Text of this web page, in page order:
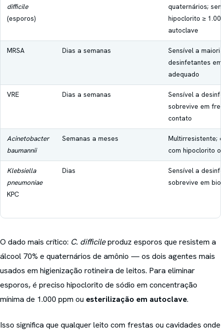
difficile
(esporos)
quaternários;
hipoclorito ≥
autoclave
MRSA Dias a semanas
Sensível a
desinfetantes
adequado
VRE Dias a semanas
Sensível a
sobrevive em
contato
Acinetobacter
baumannii
Semanas a meses
Multirresistente;
com hipoclorito
Klebsiella
pneumoniae
KPC
Dias
Sensível a
sobrevive em
O dado mais crítico: C. difficileproduz esporos que resistem a
álcool 70% e quaternários de amônio — os dois agentes mais
usados em higienização rotineira de leitos. Para eliminar
esporos, é preciso hipoclorito de sódio em concentração
mínima de 1.000 ppm ou esterilização em autoclave.
Isso significa que qualquer leito com frestas ou cavidades onde